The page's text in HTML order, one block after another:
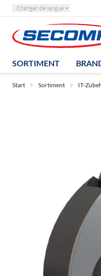
Changer de langue
SORTIMENT
Start Sortiment IT-